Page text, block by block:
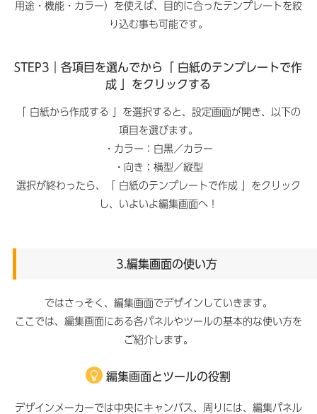
用途・機能・カラー）を使えば、目的に合ったテンプレートを絞
り込む事も可能です。
STEP3｜各項目を選んでから「 白紙のテンプレートで作
成 」をクリックする
「 白紙から作成する 」を選択すると、設定画面が開き、以下の
項目を選びます。
・カラー：白黒／カラー
・向き：横型／縦型
選択が終わったら、「 白紙のテンプレートで作成 」をクリック
し、いよいよ編集画面へ！
3.編集画面の使い方
ではさっそく、編集画面でデザインしていきます。
ここでは、編集画面にある各パネルやツールの基本的な使い方を
ご紹介します。
編集画面とツールの役割
デザインメーカーでは中央にキャンバス、周りには、編集パネル